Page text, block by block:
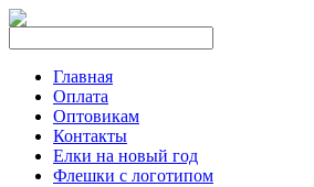
Главная
Оплата
Оптовикам
Контакты
Елки на новый год
Флешки с логотипом